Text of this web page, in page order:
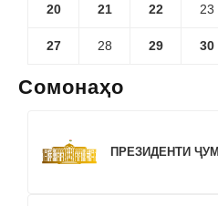
20 21 22 23
27 28 29 30
Сомонаҳо
ПРЕЗИДЕНТИ